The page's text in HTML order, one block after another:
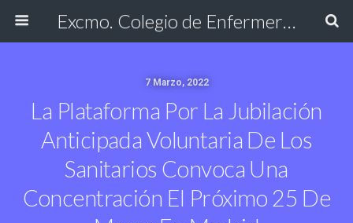
Excmo. Colegio de Enfermería de Cádiz
7 Marzo, 2022
La Plataforma Por La Jubilación
Anticipada Voluntaria De Los
Sanitarios Convoca Una
Concentración El Próximo 25 De